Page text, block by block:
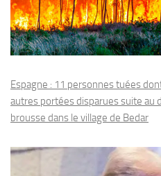
Espagne : 11 personnes tuées
autres portées disparues suite au
brousse dans le village de Bedar